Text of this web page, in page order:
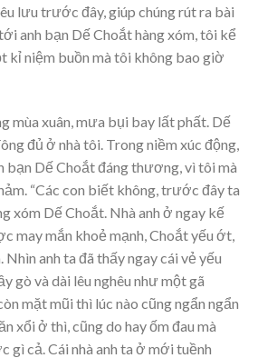
lưu trước đây, giúp chúng rút ra bài
anh bạn Dế Choắt hàng xóm, tôi kể
kỉ niệm buồn mà tôi không bao giờ
mùa xuân, mưa bụi bay lất phất. Dế
đủ ở nhà tôi. Trong niềm xúc động,
bạn Dế Choắt đáng thương, vì tôi mà
“Các con biết không, trước đây ta
xóm Dế Choắt. Nhà anh ở ngay kế
may mắn khoẻ mạnh, Choắt yếu ớt,
anh ta đã thấy ngay cái vẻ yếu
gò và dài lêu nghêu như một gã
mặt mũi thì lúc nào cũng ngẩn ngẩn
xổi ở thì, cũng do hay ốm đau mà
gì cả. Cái nhà anh ta ở mới tuềnh